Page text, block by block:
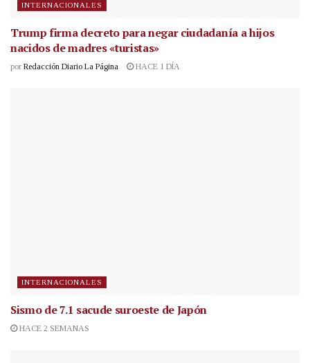
INTERNACIONALES
Trump firma decreto para negar ciudadanía a hijos
nacidos de madres «turistas»
por Redacción Diario La Página HACE 1 DÍA
INTERNACIONALES
Sismo de 7.1 sacude suroeste de Japón
HACE 2 SEMANAS